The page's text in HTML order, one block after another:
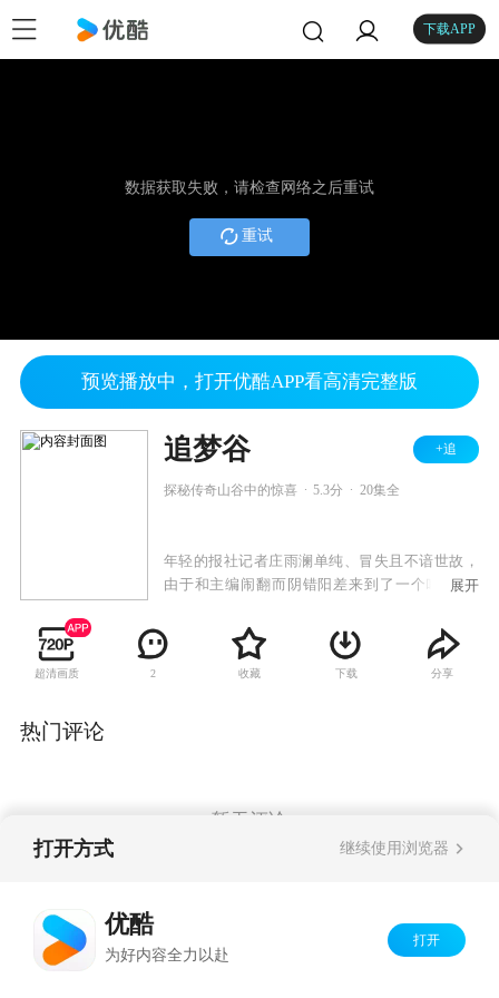
下载APP
数据获取失败，请检查网络之后重试
重试
预览播放中，打开优酷APP看高清完整版
追梦谷 +追
探秘传奇山谷中的惊喜 5.3分 20集全
年轻的报社记者庄雨澜单纯、冒失且不谙世故，
由于和主编闹翻而阴错阳差来到了一个叫“追梦
美丽的“追梦谷”，雨澜见到了形形色色来打球的
各界“精英”，并结识了精明漂亮的销售主管孙
卉，她为雨澜传授在追梦谷生存的技巧；还有冷
展开
超清画质 2 收藏 下载 分享
热门评论
暂无评论
打开方式 继续使用浏览器
优酷
为好内容全力以赴
打开